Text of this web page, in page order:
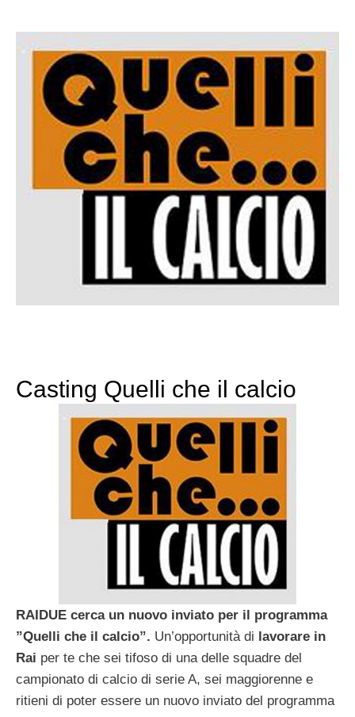
Casting Quelli che il calcio
RAIDUE cerca un nuovo inviato per il programma
”Quelli che il calcio”. Un’opportunità di lavorare in
Rai per te che sei tifoso di una delle squadre del
campionato di calcio di serie A, sei maggiorenne e
ritieni di poter essere un nuovo inviato del programma